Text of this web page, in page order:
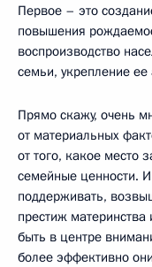
Первое – это
повышения
воспроизводство
семьи, укрепление ее
Прямо скажу, очень
от материальных
от того, какое место
семейные ценности.
поддерживать,
престиж
быть в центре
более эффективно